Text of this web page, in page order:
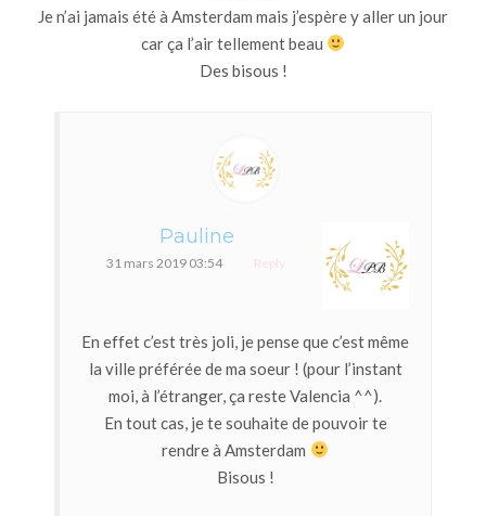
Je n’ai jamais été à Amsterdam mais j’espère y aller un jour
car ça l’air tellement beau
Des bisous !
Pauline
31 mars 2019 03:54 Reply
En effet c’est très joli, je pense que c’est même
la ville préférée de ma soeur ! (pour l’instant
moi, à l’étranger, ça reste Valencia ^^).
En tout cas, je te souhaite de pouvoir te
rendre à Amsterdam
Bisous !